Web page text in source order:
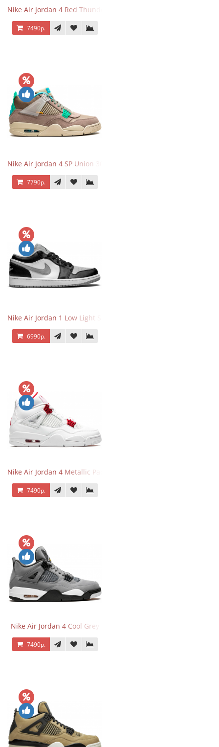
Nike Air Jordan 4 Red Thunder
7490р.
Nike Air Jordan 4 SP Union 30th Anniversary Taupe Haze
7790р.
Nike Air Jordan 1 Low Light Smoke Grey
6990р.
Nike Air Jordan 4 Metallic Pack University Red
7490р.
Nike Air Jordan 4 Cool Grey
7490р.